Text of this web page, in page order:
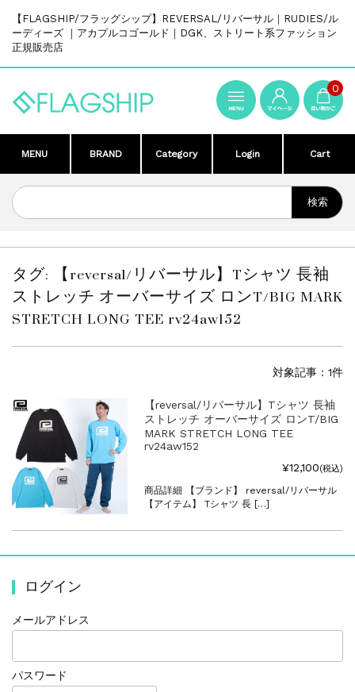
【FLAGSHIP/フラッグシップ】REVERSAL/リバーサル｜RUDIES/ル
ーディーズ ｜アカプルコゴールド｜DGK、ストリート系ファッション
正規販売店
0
MENU BRAND Category Login Cart
タグ: 【reversal/リバーサル】Tシャツ 長袖
ストレッチ オーバーサイズ ロンT/BIG MARK
STRETCH LONG TEE rv24aw152
対象記事：1件
【reversal/リバーサル】Tシャツ 長袖
ストレッチ オーバーサイズ ロンT/BIG
MARK STRETCH LONG TEE
rv24aw152
¥12,100(税込)
商品詳細 【ブランド】 reversal/リバーサル
【アイテム】 Tシャツ 長 […]
ログイン
メールアドレス
パスワード